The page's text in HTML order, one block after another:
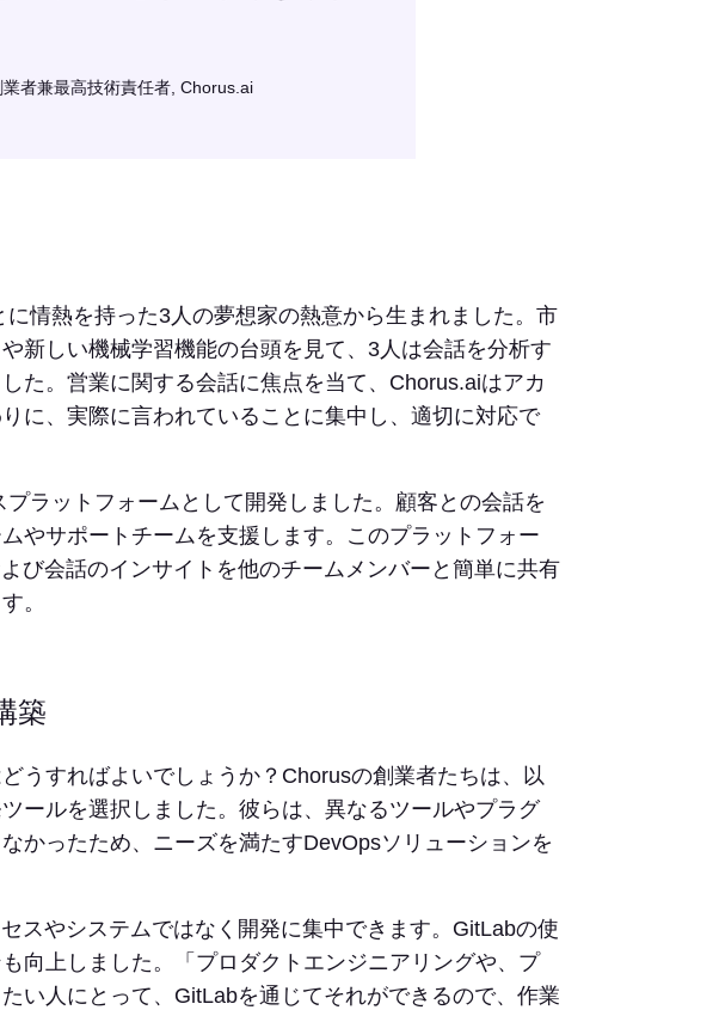
者兼最高技術責任者, Chorus.ai
情熱を持った3人の夢想家の熱意から生まれました。市
新しい機械学習機能の台頭を見て、3人は会話を分析す
た。営業に関する会話に焦点を当て、Chorus.aiはアカ
に、実際に言われていることに集中し、適切に対応で
ラットフォームとして開発しました。顧客との会話を
やサポートチームを支援します。このプラットフォー
び会話のインサイトを他のチームメンバーと簡単に共有
。
築
うすればよいでしょうか？Chorusの創業者たちは、以
ールを選択しました。彼らは、異なるツールやプラグ
かったため、ニーズを満たすDevOpsソリューションを
スやシステムではなく開発に集中できます。GitLabの使
向上しました。「プロダクトエンジニアリングや、プ
い人にとって、GitLabを通じてそれができるので、作業